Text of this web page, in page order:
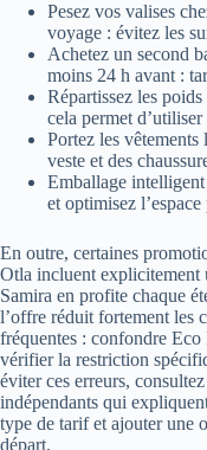
Pesez vos valises
voyage : évitez les
Achetez un second
moins 24 h avant :
Répartissez les
cela permet
Portez les vêtements
veste et des
Emballage intelligent
et optimisez
En outre, certaines
Otla incluent explicitement
Samira en profite chaque
l’offre réduit fortement les
fréquentes : confondre
vérifier la restriction
éviter ces erreurs,
indépendants qui
type de tarif et ajouter une
départ.